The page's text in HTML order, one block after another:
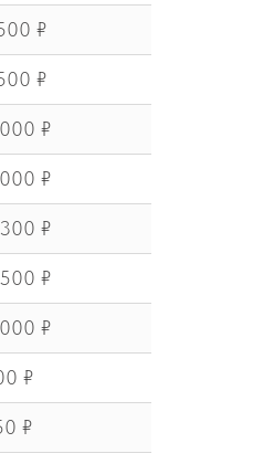
₽
₽
₽
₽
₽
₽
₽
₽
₽